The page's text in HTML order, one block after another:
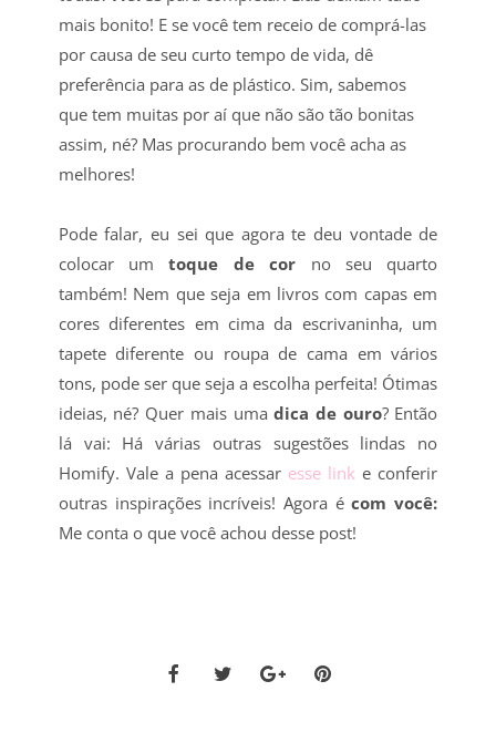
mais bonito! E se você tem receio de comprá-las
por causa de seu curto tempo de vida, dê
preferência para as de plástico. Sim, sabemos
que tem muitas por aí que não são tão bonitas
assim, né? Mas procurando bem você acha as
melhores!
Pode falar, eu sei que agora te deu vontade de
colocar umtoque de cor no seu quarto
também! Nem que seja em livros com capas em
cores diferentes em cima da escrivaninha, um
tapete diferente ou roupa de cama em vários
tons, pode ser que seja a escolha perfeita! Ótimas
ideias, né? Quer mais uma dica de ouro? Então
lá vai: Há várias outras sugestões lindas no
Homify. Vale a pena acessar esse link e conferir
outras inspirações incríveis! Agora écom você:
Me conta o que você achou desse post!